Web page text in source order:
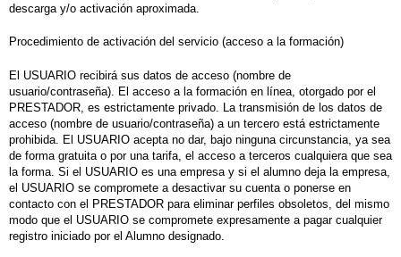
descarga y/o activación aproximada.
Procedimiento de activación del servicio (acceso a la formación)
El USUARIO recibirá sus datos de acceso (nombre de
usuario/contraseña). El acceso a la formación en línea, otorgado por el
PRESTADOR, es estrictamente privado. La transmisión de los datos de
acceso (nombre de usuario/contraseña) a un tercero está estrictamente
prohibida. El USUARIO acepta no dar, bajo ninguna circunstancia, ya sea
de forma gratuita o por una tarifa, el acceso a terceros cualquiera que sea
la forma. Si el USUARIO es una empresa y si el alumno deja la empresa,
el USUARIO se compromete a desactivar su cuenta o ponerse en
contacto con el PRESTADOR para eliminar perfiles obsoletos, del mismo
modo que el USUARIO se compromete expresamente a pagar cualquier
registro iniciado por el Alumno designado.